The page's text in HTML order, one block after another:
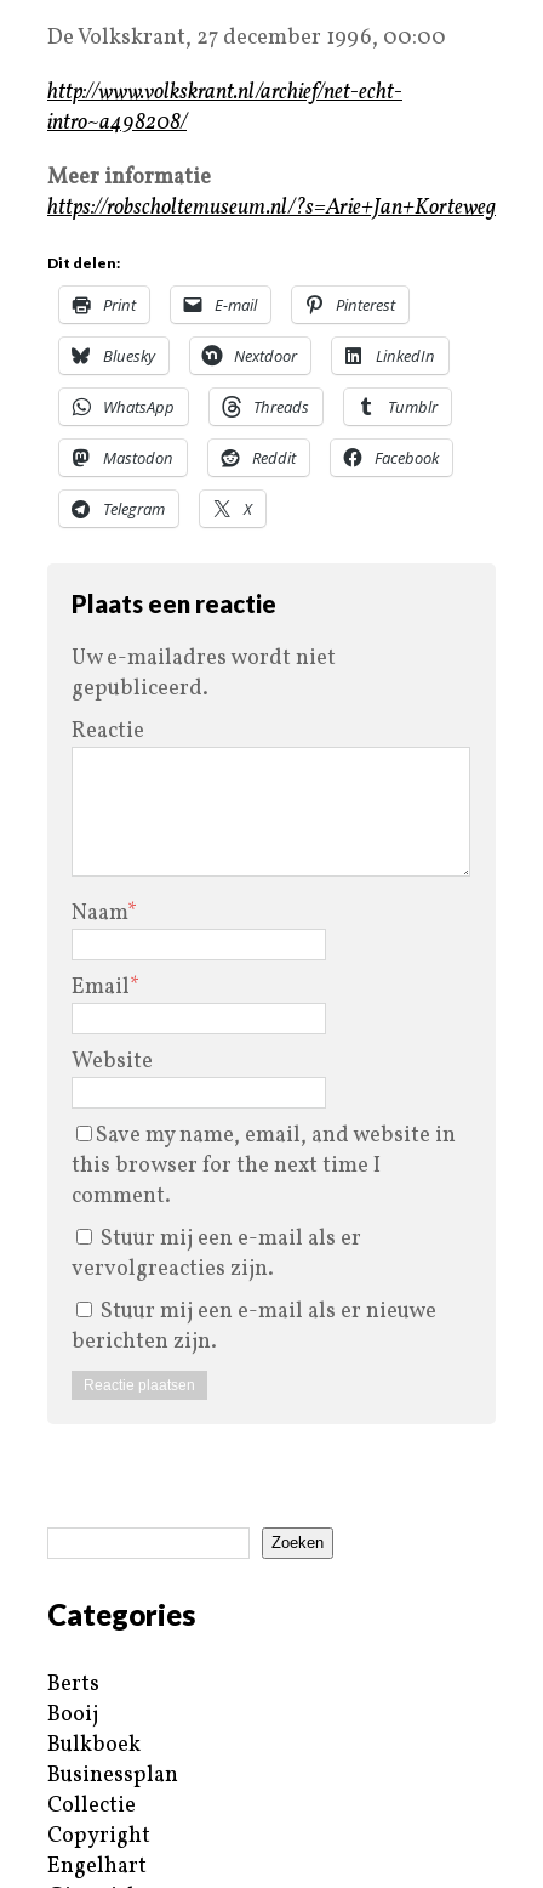
De Volkskrant, 27 december 1996, 00:00
http://www.volkskrant.nl/archief/net-echt-
intro~a498208/
Meer informatie
https://robscholtemuseum.nl/?s=Arie+Jan+Korteweg
Dit delen:
Print E-mail Pinterest
Bluesky Nextdoor LinkedIn
WhatsApp Threads Tumblr
Mastodon Reddit Facebook
Telegram X
Plaats een reactie
Uw e-mailadres wordt niet
gepubliceerd.
Reactie
Naam*
Email*
Website
Save my name, email, and website in
this browser for the next time I
comment.
Stuur mij een e-mail als er
vervolgreacties zijn.
Stuur mij een e-mail als er nieuwe
berichten zijn.
Zoeken
Categories
Berts
Booij
Bulkboek
Businessplan
Collectie
Copyright
Engelhart